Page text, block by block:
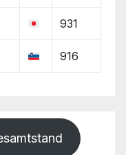
931
916